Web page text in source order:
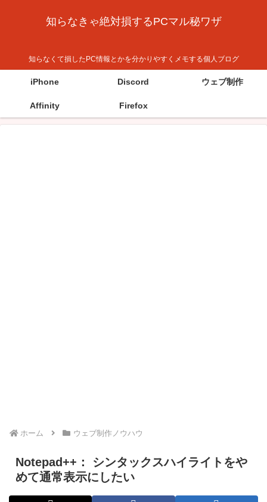
知らなきゃ絶対損するPCマル秘ワザ
知らなくて損したPC情報とかを分かりやすくメモする個人ブログ
iPhone Discord ウェブ制作
Affinity Firefox
ホーム ウェブ制作ノウハウ
Notepad++： シンタックスハイライトをや
めて通常表示にしたい